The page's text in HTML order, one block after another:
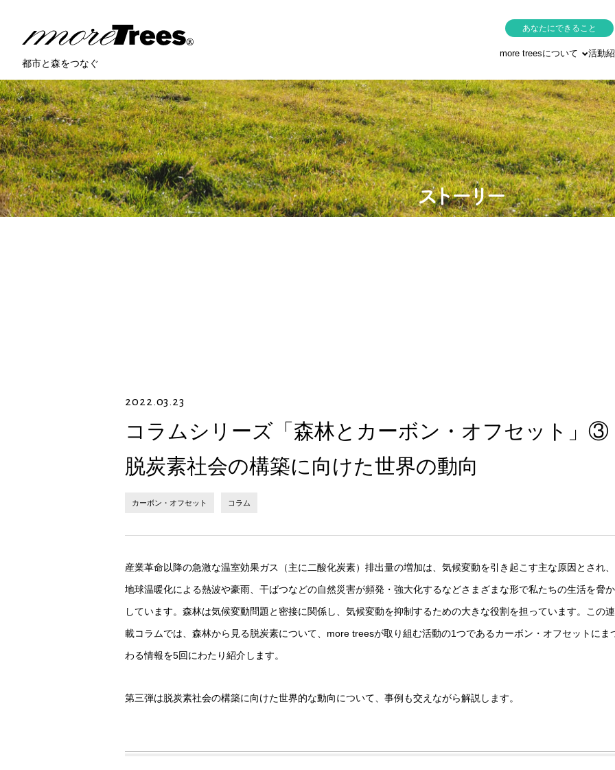
都市と森をつなぐ
more treesについて 活動
あなたにできること
2022.03.23
コラムシリーズ「森林とカーボン・オフセット」③
脱炭素社会の構築に向けた世界の動向
カーボン・オフセット コラム
産業革命以降の急激な温室効果ガス（主に二酸化炭素）排出量の増加は、気候変動を引き起こす主な原因とされ、
地球温暖化による熱波や豪雨、干ばつなどの自然災害が頻発・強大化するなどさまざまな形で私たちの生活を脅か
しています。森林は気候変動問題と密接に関係し、気候変動を抑制するための大きな役割を担っています。この連
載コラムでは、森林から見る脱炭素について、more treesが取り組む活動の1つであるカーボン・オフセットにま
わる情報を5回にわたり紹介します。
第三弾は脱炭素社会の構築に向けた世界的な動向について、事例も交えながら解説します。